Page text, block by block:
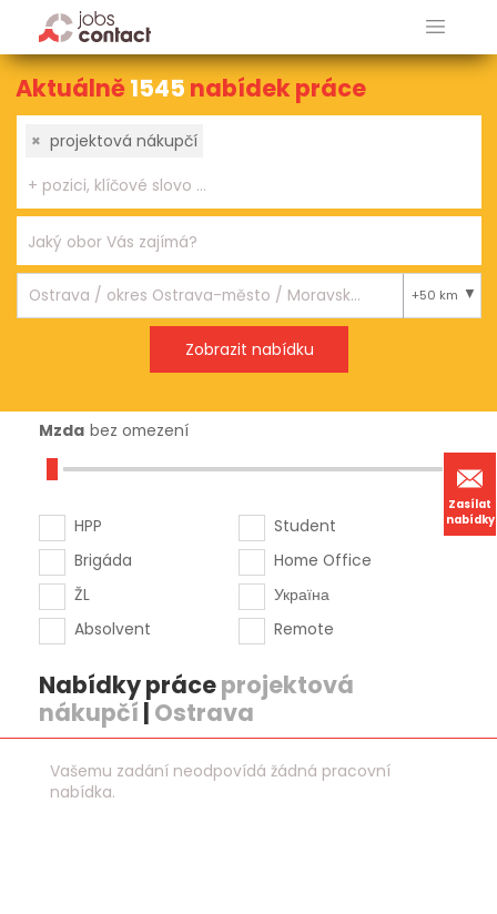
Zasílat
nabídky
Aktuálně1545 nabídek práce
× projektová nákupčí
+50 km
Mzda bez omezení
HPP
Brigáda
ŽL
Absolvent
Student
Home Office
Україна
Remote
Nabídky práceprojektová
nákupčí | Ostrava
Vašemu zadání neodpovídá žádná pracovní
nabídka.